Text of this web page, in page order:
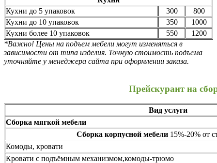
Кухни до 5 упаковок
300
800
Кухни до 10 упаковок
350
1000
Кухни более 10 упаковок
550
1200
*Важно! Цены на подъем мебели могут изменяться в
зависимости от типа изделия. Точную стоимость подъема
уточняйте у менеджера сайта при оформлении заказа.
Прейскурант на
Вид услуги
Сборка мягкой мебели
Сборка корпусной мебели15%-20% от
Комоды, кровати
Кровати с подъёмным механизмом,комоды-трюмо